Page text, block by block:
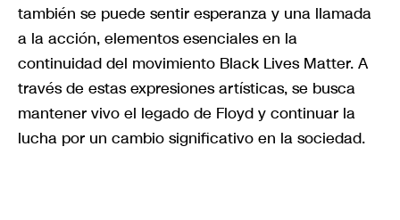
también se puede sentir esperanza y una llamada
a la acción, elementos esenciales en la
continuidad del movimiento Black Lives Matter. A
través de estas expresiones artísticas, se busca
mantener vivo el legado de Floyd y continuar la
lucha por un cambio significativo en la sociedad.